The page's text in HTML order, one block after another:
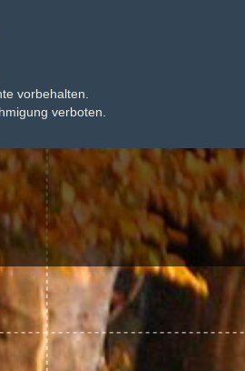
vorbehalten.
verboten.